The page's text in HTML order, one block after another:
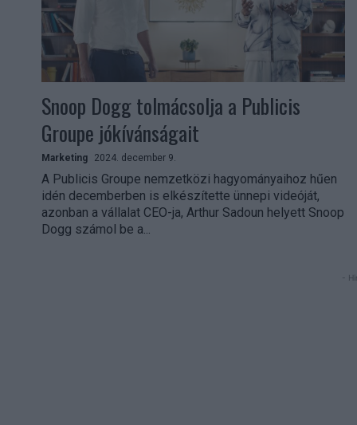
Snoop Dogg tolmácsolja a Publicis
Groupe jókívánságait
Marketing 2024. december 9.
A Publicis Groupe nemzetközi hagyományaihoz hűen
idén decemberben is elkészítette ünnepi videóját,
azonban a vállalat CEO-ja, Arthur Sadoun helyett Snoop
Dogg számol be a...
-